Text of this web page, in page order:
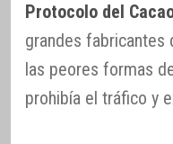
Protocolo del
grandes fabricantes
las peores formas
prohibía el tráfico y